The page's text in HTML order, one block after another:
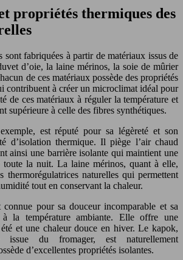
propriétés thermiques des
sont fabriquées à partir de matériaux issus de
d’oie, la laine mérinos, la soie de mûrier
de ces matériaux possède des propriétés
contribuent à créer un microclimat idéal pour
de ces matériaux à réguler la température et
supérieure à celle des fibres synthétiques.
est réputé pour sa légèreté et son
d’isolation thermique. Il piège l’air chaud
ainsi une barrière isolante qui maintient une
toute la nuit. La laine mérinos, quant à elle,
thermorégulatrices naturelles qui permettent
tout en conservant la chaleur.
pour sa douceur incomparable et sa
à la température ambiante. Elle offre une
et une chaleur douce en hiver. Le kapok,
issue du fromager, est naturellement
d’excellentes propriétés isolantes.